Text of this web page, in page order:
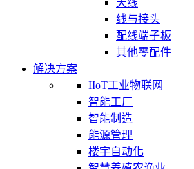
天线
线与接头
配线端子板
其他零配件
解决方案
IIoT工业物联网
智能工厂
智能制造
能源管理
楼宇自动化